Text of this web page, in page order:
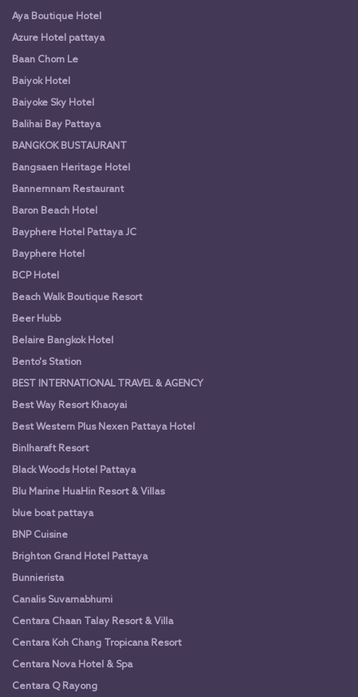
Aya Boutique Hotel
Azure Hotel pattaya
Baan Chom Le
Baiyok Hotel
Baiyoke Sky Hotel
Balihai Bay Pattaya
BANGKOK BUSTAURANT
Bangsaen Heritage Hotel
Bannernnam Restaurant
Baron Beach Hotel
Bayphere Hotel Pattaya JC
Bayphere Hotel
BCP Hotel
Beach Walk Boutique Resort
Beer Hubb
Belaire Bangkok Hotel
Bento's Station
BEST INTERNATIONAL TRAVEL & AGENCY
Best Way Resort Khaoyai
Best Western Plus Nexen Pattaya Hotel
Binlharaft Resort
Black Woods Hotel Pattaya
Blu Marine HuaHin Resort & Villas
blue boat pattaya
BNP Cuisine
Brighton Grand Hotel Pattaya
Bunnierista
Canalis Suvarnabhumi
Centara Chaan Talay Resort & Villa
Centara Koh Chang Tropicana Resort
Centara Nova Hotel & Spa
Centara Q Rayong